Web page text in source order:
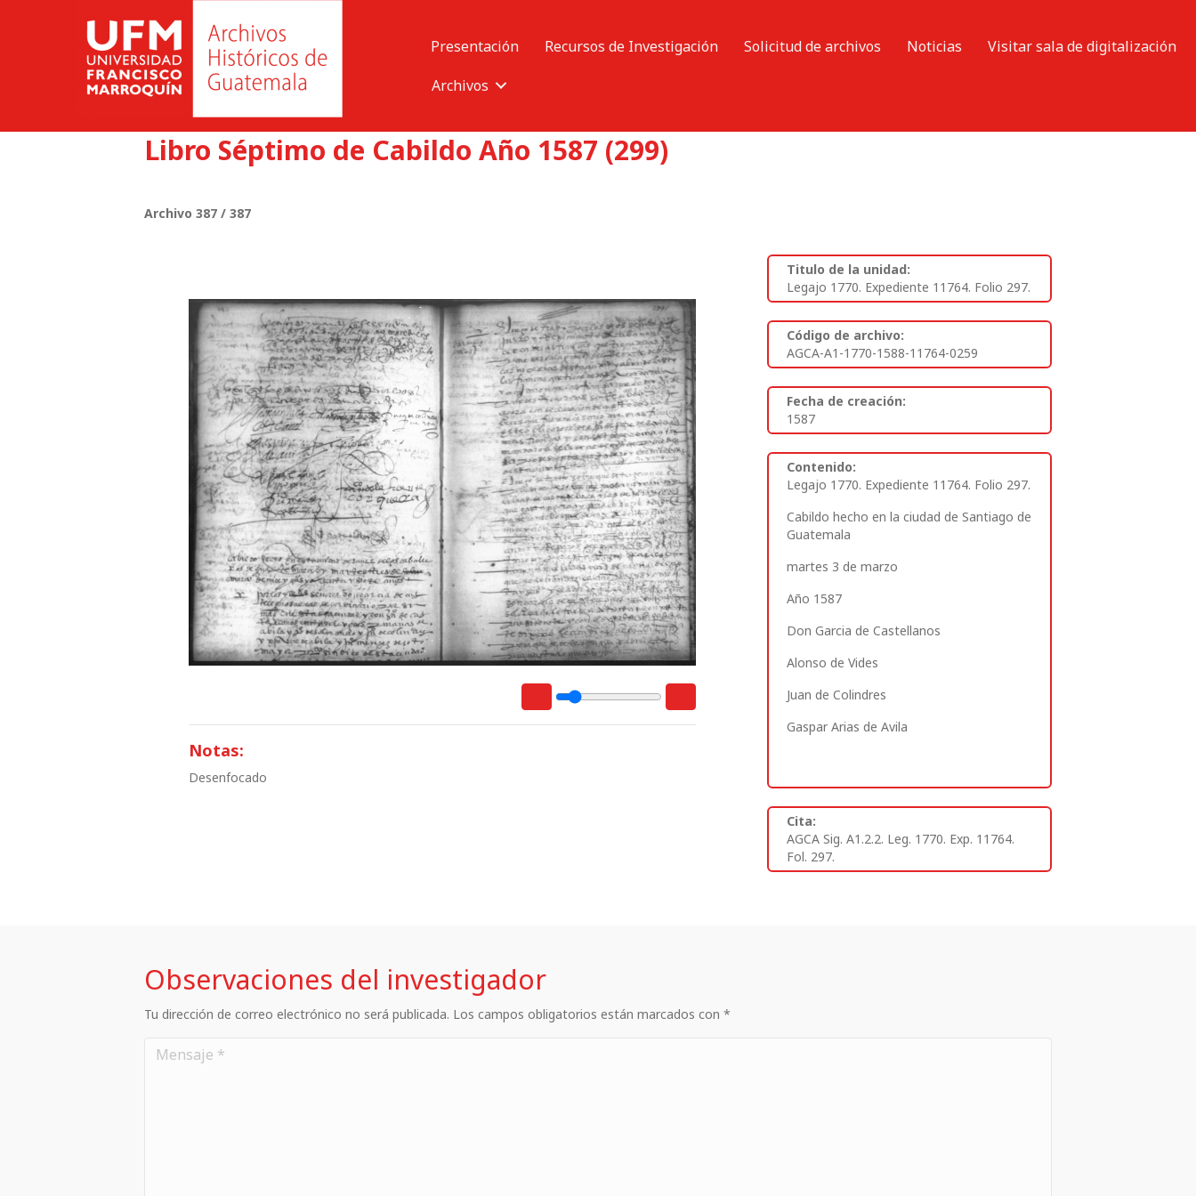
Presentación Recursos de Investigación Solicitud de archivos Noticias
Visitar sala de digitalización
Archivos
Libro Séptimo de Cabildo Año 1587 (299)
Archivo 387 / 387
Notas:
Desenfocado
Titulo de la unidad:
Legajo 1770. Expediente 11764. Folio 297.
Código de archivo:
AGCA-A1-1770-1588-11764-0259
Fecha de creación:
1587
Contenido:
Legajo 1770. Expediente 11764. Folio 297.
Cabildo hecho en la ciudad de Santiago de
Guatemala
martes 3 de marzo
Año 1587
Don Garcia de Castellanos
Alonso de Vides
Juan de Colindres
Gaspar Arias de Avila
Cita:
AGCA Sig. A1.2.2. Leg. 1770. Exp. 11764.
Fol. 297.
Observaciones del investigador
Tu dirección de correo electrónico no será publicada. Los campos obligatorios están marcados con *